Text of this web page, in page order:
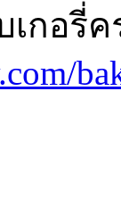
เกอรี่